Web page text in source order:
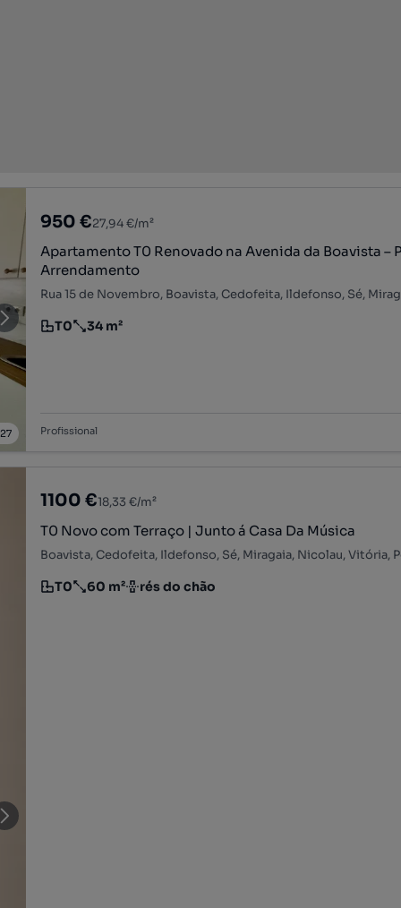
27
950 €27,94 €/m²
Apartamento T0 Renovado na Avenida da Boavista –
Arrendamento
Tipologia
T0
Preço por metro quadrado
34 m²
Profissional
1100 €18,33 €/m²
T0 Novo com Terraço | Junto á Casa Da Música
Boavista, Cedofeita, Ildefonso, Sé, Miragaia, Nicolau, Vitória,
Tipologia
T0
Preço por metro quadrado
60 m²
Andar rés do chão